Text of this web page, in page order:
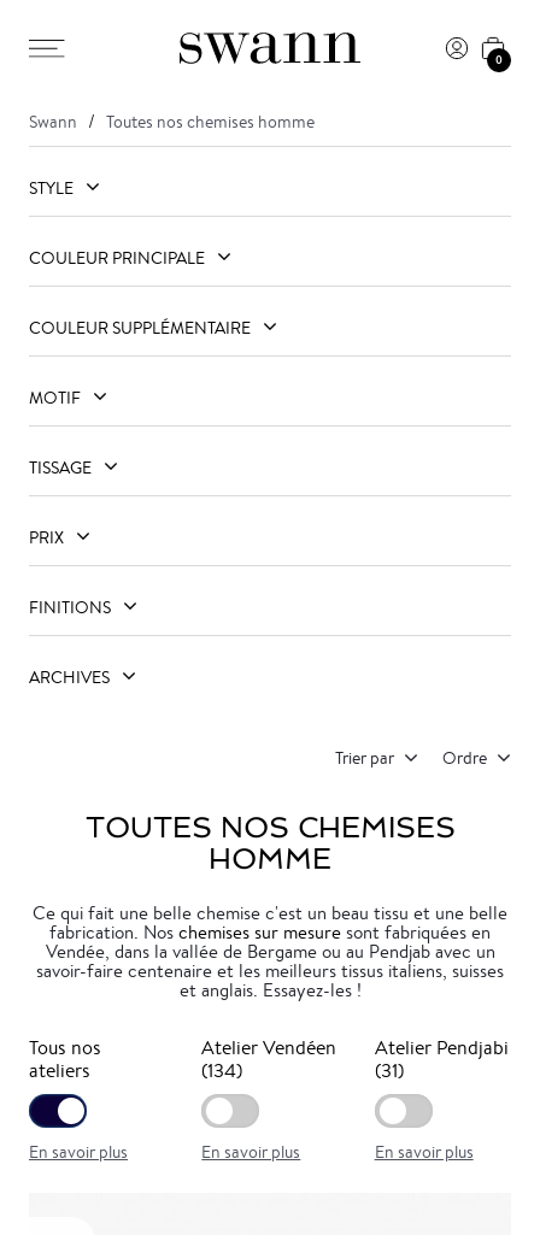
0
Swann Toutes nos chemises homme
STYLE
COULEUR PRINCIPALE
COULEUR SUPPLÉMENTAIRE
MOTIF
TISSAGE
PRIX
FINITIONS
ARCHIVES
Trier par Ordre
TOUTES NOS CHEMISES
HOMME
Ce qui fait une belle chemise c'est un beau tissu et une belle
fabrication. Nos chemises sur mesure sont fabriquées en
Vendée, dans la vallée de Bergame ou au Pendjab avec un
savoir-faire centenaire et les meilleurs tissus italiens, suisses
et anglais. Essayez-les !
Tous nos
ateliers
En savoir plus
Atelier Vendéen
(134)
En savoir plus
Atelier Pendjabi
(31)
En savoir plus